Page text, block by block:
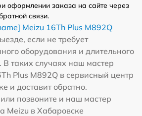
оформлении заказа на сайте через
связи.
Meizu 16Th Plus M892Q
если не требует
оборудования и длительного
таких случаях наш мастер
Plus M892Q в сервисный центр
и доставит обратно.
позвоните и наш мастер
Meizu в Хабаровске